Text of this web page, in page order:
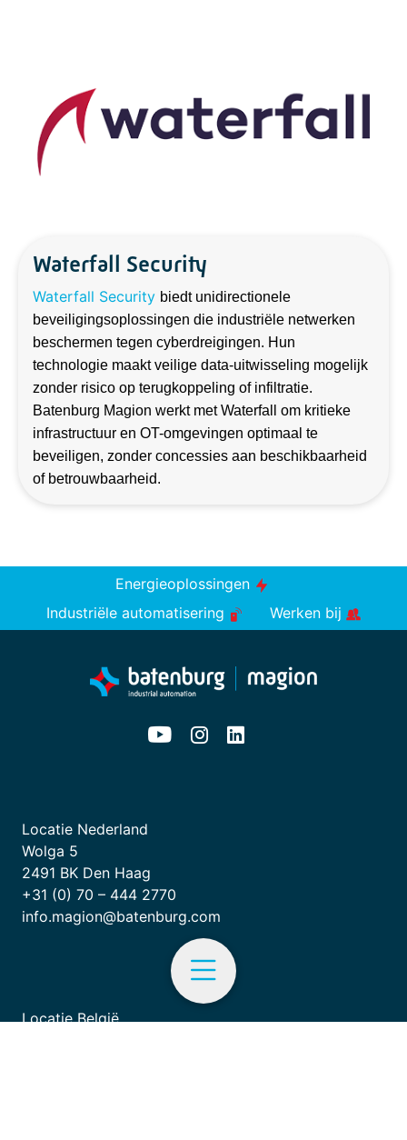
Waterfall Security
Waterfall Security biedt unidirectionele
beveiligingsoplossingen die industriële netwerken
beschermen tegen cyberdreigingen. Hun
technologie maakt veilige data-uitwisseling mogelijk
zonder risico op terugkoppeling of infiltratie.
Batenburg Magion werkt met Waterfall om kritieke
infrastructuur en OT-omgevingen optimaal te
beveiligen, zonder concessies aan beschikbaarheid
of betrouwbaarheid.
Energieoplossingen
Industriële automatisering
Werken bij
Locatie Nederland
Wolga 5
2491 BK Den Haag
+31 (0) 70 – 444 2770
info.magion@batenburg.com
Locatie België